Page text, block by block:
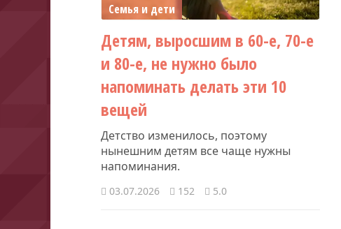
Семья и дети
Детям, выросшим в 60-е, 70-е
и 80-е, не нужно было
напоминать делать эти 10
вещей
Детство изменилось, поэтому
нынешним детям все чаще нужны
напоминания.
03.07.2026 152 5.0